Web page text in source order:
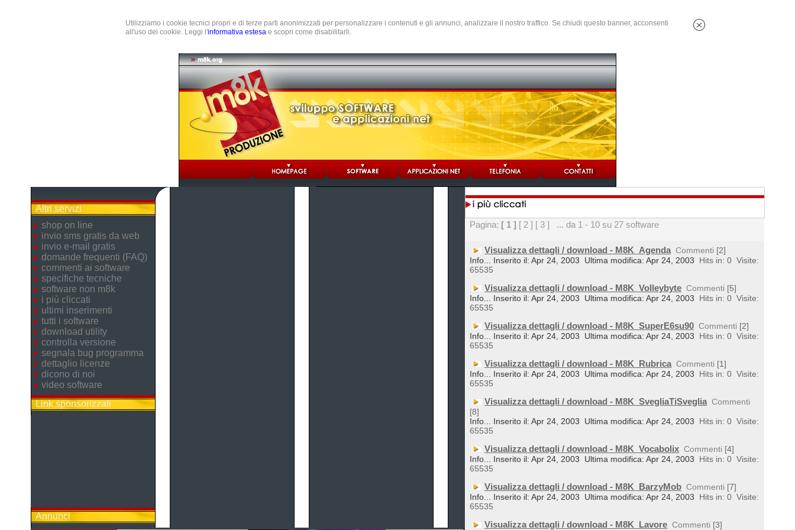
Utilizziamo i cookie tecnici propri e di terze parti anonimizzati per personalizzare i contenuti e gli annunci, analizzare il nostro traffico. Se chiudi questo banner, acconsenti
all'uso dei cookie. Leggi l'informativa estesa e scopri come disabilitarli.
Altri servizi
shop on line
invio sms gratis da web
invio e-mail gratis
domande frequenti (FAQ)
commenti ai software
specifiche tecniche
software non m8k
i più cliccati
ultimi inserimenti
tutti i software
download utility
controlla versione
segnala bug programma
dettaglio licenze
dicono di noi
video software
Link sponsorizzati
Annunci
Pagina: [ 1 ] [ 2 ] [ 3 ] ... da 1 - 10 su 27 software
Visualizza dettagli / download - M8K_Agenda Commenti [2]
Info... Inserito il: Apr 24, 2003
Ultima modifica: Apr 24, 2003 Hits in: 0 Visite:
65535
Visualizza dettagli / download - M8K_Volleybyte Commenti [5]
Info... Inserito il: Apr 24, 2003
Ultima modifica: Apr 24, 2003 Hits in: 0 Visite:
65535
Visualizza dettagli / download - M8K_SuperE6su90 Commenti [2]
Info... Inserito il: Apr 24, 2003
Ultima modifica: Apr 24, 2003 Hits in: 0 Visite:
65535
Visualizza dettagli / download - M8K_Rubrica Commenti [1]
Info... Inserito il: Apr 24, 2003
Ultima modifica: Apr 24, 2003 Hits in: 0 Visite:
65535
Visualizza dettagli / download - M8K_SvegliaTiSveglia Commenti
[8]
Info... Inserito il: Apr 24, 2003
Ultima modifica: Apr 24, 2003 Hits in: 0 Visite:
65535
Visualizza dettagli / download - M8K_Vocabolix Commenti [4]
Info... Inserito il: Apr 24, 2003
Ultima modifica: Apr 24, 2003 Hits in: 0 Visite:
65535
Visualizza dettagli / download - M8K_BarzyMob Commenti [7]
Info... Inserito il: Apr 24, 2003
Ultima modifica: Apr 24, 2003 Hits in: 0 Visite:
65535
Visualizza dettagli / download - M8K_Lavore Commenti [3]